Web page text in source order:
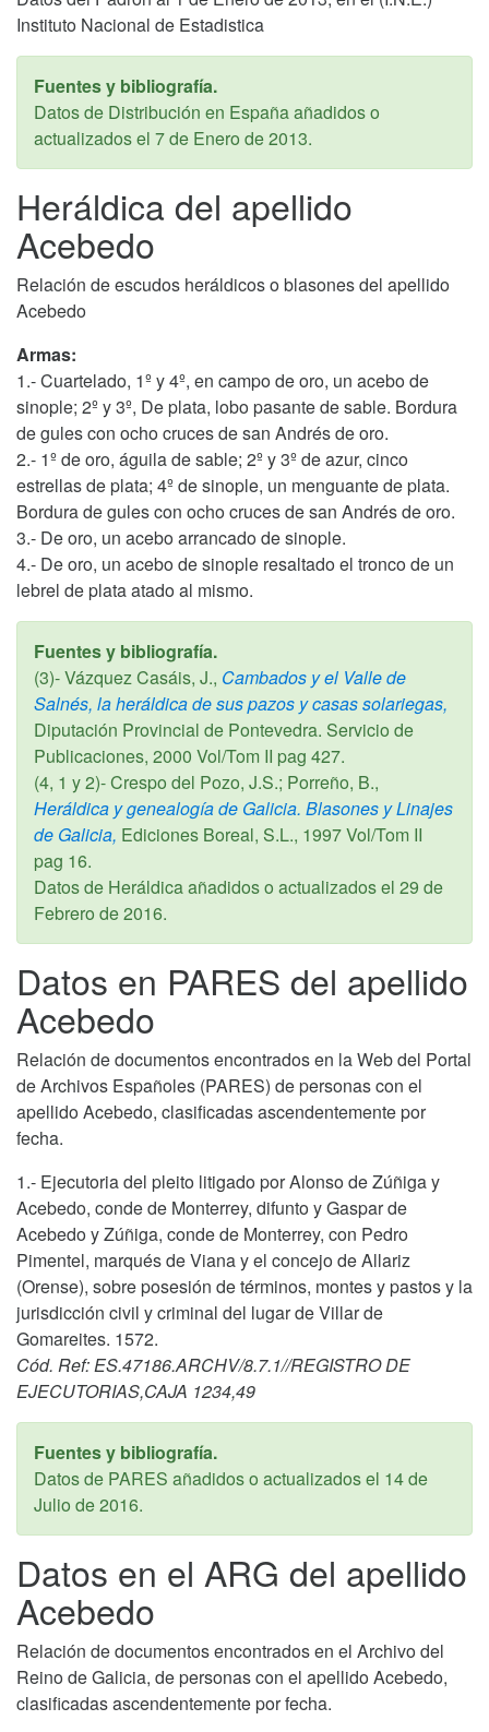
Instituto Nacional de Estadistica
Fuentes y bibliografía.
Datos de Distribución en España añadidos o
actualizados el 7 de Enero de 2013.
Heráldica del apellido
Acebedo
Relación de escudos heráldicos o blasones del apellido
Acebedo
Armas:
1.- Cuartelado, 1º y 4º, en campo de oro, un acebo de
sinople; 2º y 3º, De plata, lobo pasante de sable. Bordura
de gules con ocho cruces de san Andrés de oro.
2.- 1º de oro, águila de sable; 2º y 3º de azur, cinco
estrellas de plata; 4º de sinople, un menguante de plata.
Bordura de gules con ocho cruces de san Andrés de oro.
3.- De oro, un acebo arrancado de sinople.
4.- De oro, un acebo de sinople resaltado el tronco de un
lebrel de plata atado al mismo.
Fuentes y bibliografía.
(3)- Vázquez Casáis, J., Cambados y el Valle de
Salnés, la heráldica de sus pazos y casas solariegas,
Diputación Provincial de Pontevedra. Servicio de
Publicaciones, 2000 Vol/Tom II pag 427.
(4, 1 y 2)- Crespo del Pozo, J.S.; Porreño, B.,
Heráldica y genealogía de Galicia. Blasones y Linajes
de Galicia, Ediciones Boreal, S.L., 1997Vol/Tom II
pag 16.
Datos de Heráldica añadidos o actualizados el 29 de
Febrero de 2016.
Datos en PARES del apellido
Acebedo
Relación de documentos encontrados en la Web del Portal
de Archivos Españoles (PARES) de personas con el
apellido Acebedo, clasificadas ascendentemente por
fecha.
1.- Ejecutoria del pleito litigado por Alonso de Zúñiga y
Acebedo, conde de Monterrey, difunto y Gaspar de
Acebedo y Zúñiga, conde de Monterrey, con Pedro
Pimentel, marqués de Viana y el concejo de Allariz
(Orense), sobre posesión de términos, montes y pastos y la
jurisdicción civil y criminal del lugar de Villar de
Gomareites. 1572.
Cód. Ref: ES.47186.ARCHV/8.7.1//REGISTRO DE
EJECUTORIAS,CAJA 1234,49
Fuentes y bibliografía.
Datos de PARES añadidos o actualizados el 14 de
Julio de 2016.
Datos en el ARG del apellido
Acebedo
Relación de documentos encontrados en el Archivo del
Reino de Galicia, de personas con el apellido Acebedo,
clasificadas ascendentemente por fecha.